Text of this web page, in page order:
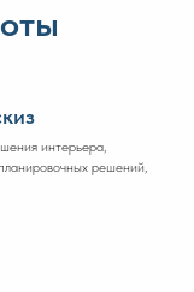
интерьера,
решений,